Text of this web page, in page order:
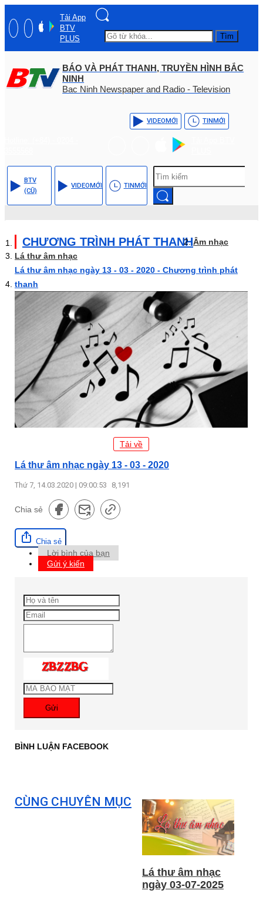
Tải App
BTV
PLUS
Tìm
BÁO VÀ PHÁT THANH, TRUYỀN HÌNH BẮC
NINH
Bac Ninh Newspaper and Radio - Television
VIDEOMỚI TINMỚI
BTV
(CŨ)
VIDEOMỚI TINMỚI
CHƯƠNG TRÌNH PHÁT THANHÂm nhạc
Lá thư âm nhạc
Lá thư âm nhạc ngày 13 - 03 - 2020 - Chương trình phát
thanh
Tải về
Lá thư âm nhạc ngày 13 - 03 - 2020
Thứ 7, 14.03.2020 | 09:00:53 8,191
Chia sẻ
Chia sẻ
Lời bình của bạn
Gửi ý kiến
Gửi
BÌNH LUẬN FACEBOOK
CÙNG CHUYÊN MỤC
Lá thư âm nhạc
ngày 03-07-2025